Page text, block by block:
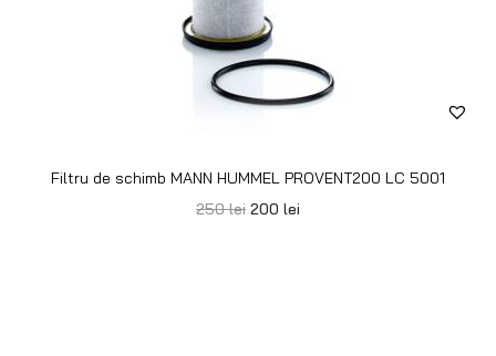
Filtru de schimb MANN HUMMEL PROVENT200 LC 5001
250lei 200 lei